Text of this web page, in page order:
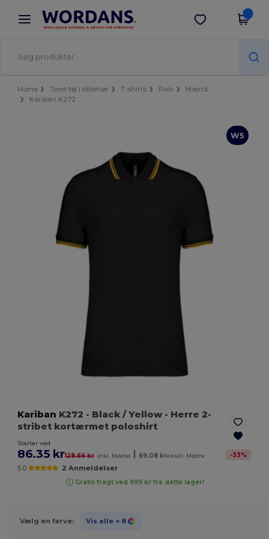
× Wordans-app
Bedre priser i appen!
Hent app
Home Tomt tøj | tilbehør T-shirts Polo
Mænd
Kariban K272
W5
Kariban K272 - Black / Yellow - Herre 2-
stribet kortærmet poloshirt
Starter ved
86.35 kr128.66 kr inkl. Mødre 69.08 krekskl. Mødre -33%
5.0 2 Anmeldelser
Gratis fragt ved 999 kr fra dette lager!
Vælg en farve: Vis alle + 8